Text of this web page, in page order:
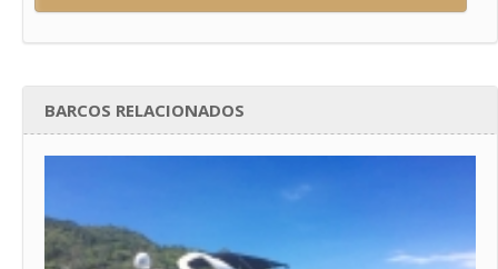
BARCOS RELACIONADOS